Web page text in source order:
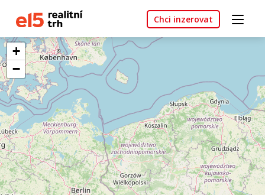
Chci inzerovat
+
−